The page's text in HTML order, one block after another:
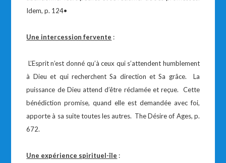
Idem, p. 124•
Une intercession fervente :
L’Esprit n’est donné qu’à ceux qui s’attendent humblement
à Dieu et qui recherchent Sa direction et Sa grâce. La
puissance de Dieu attend d’être réclamée et reçue. Cette
bénédiction promise, quand elle est demandée avec foi,
apporte à sa suite toutes les autres. The Désire of Ages, p.
672.
Une expérience spirituel-île :